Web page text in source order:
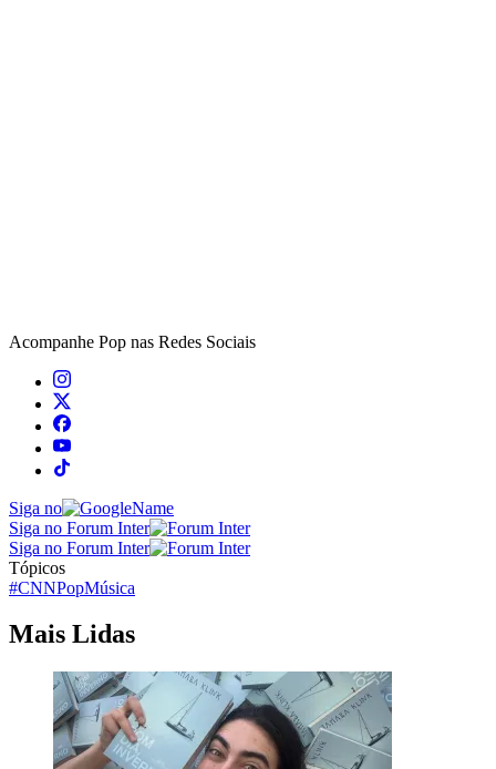
Acompanhe Pop nas Redes Sociais
Siga no
Siga no Forum Inter
Siga no Forum Inter
Tópicos
#CNNPopMúsica
Mais Lidas